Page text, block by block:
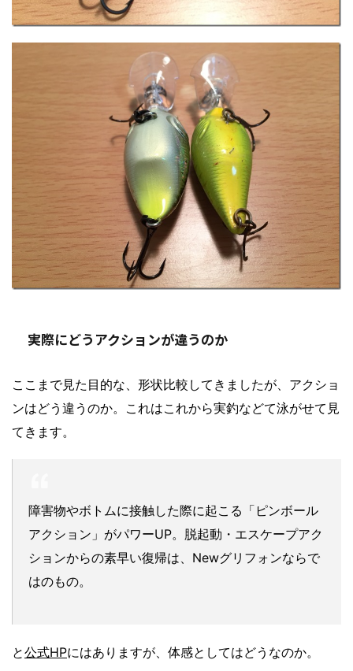
実際にどうアクションが違うのか
ここまで見た目的な、形状比較してきましたが、アクショ
ンはどう違うのか。これはこれから実釣などて泳がせて見
てきます。
障害物やボトムに接触した際に起こる「ピンボール
アクション」がパワーUP。脱起動・エスケープアク
ションからの素早い復帰は、Newグリフォンならで
はのもの。
と公式HPにはありますが、体感としてはどうなのか。